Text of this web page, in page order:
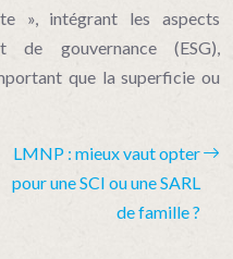
», intégrant les aspects
de gouvernance (ESG),
que la superficie ou
LMNP : mieux vaut opter
pour une SCI ou une SARL
de famille ?